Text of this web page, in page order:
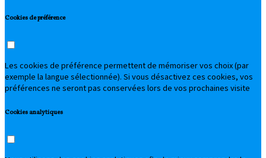
Cookies de préférence
Les cookies de préférence permettent de mémoriser vos choix (par
exemple la langue sélectionnée). Si vous désactivez ces cookies, vos
préférences ne seront pas conservées lors de vos prochaines visite
Cookies analytiques